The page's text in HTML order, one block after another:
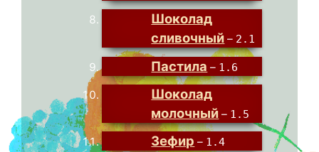
Шоколад
сливочный – 2.1
Пастила – 1.6
Шоколад
молочный – 1.5
Зефир – 1.4